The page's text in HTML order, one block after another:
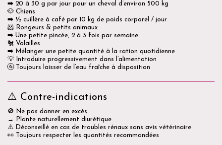
➡️ 20 à 30 g par jour pour un cheval d’environ 500 kg
🐶 Chiens
➡️ ½ cuillère à café par 10 kg de poids corporel / jour
🐹 Rongeurs & petits animaux
➡️ Une petite pincée, 2 à 3 fois par semaine
🐔 Volailles
➡️ Mélanger une petite quantité à la ration quotidienne
💡 Introduire progressivement dans l’alimentation
🚰 Toujours laisser de l’eau fraîche à disposition
⚠️ Contre-indications
🚫 Ne pas donner en excès
→ Plante naturellement diurétique
⚠️ Déconseillé en cas de troubles rénaux sans avis vétérinaire
👀 Toujours respecter les quantités recommandées